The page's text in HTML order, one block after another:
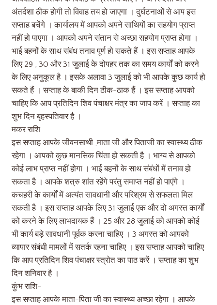
अंतर्दशा ठीक होगी तो विवाह तय हो जाएगा । दुर्घटनाओं से आप इस
सप्ताह बचेंगे । कार्यालय में आपको अपने साथियों का सहयोग प्राप्त
नहीं हो पाएगा । आपको अपने संतान से अच्छा सहयोग प्राप्त होगा ।
भाई बहनों के साथ संबंध तनाव पूर्ण हो सकते हैं । इस सप्ताह आपके
लिए 29 , 30 और 31 जुलाई के दोपहर तक का समय कार्यों को करने
के लिए अनुकूल है । इसके अलावा 3 जुलाई को भी आपके कुछ कार्य हो
सकते हैं । सप्ताह के बाकी दिन ठीक-ठाक हैं । इस सप्ताह आपको
चाहिए कि आप प्रतिदिन शिव पंचाक्षर मंत्र का जाप करें । सप्ताह का
शुभ दिन बृहस्पतिवार है ।
मकर राशि-
इस सप्ताह आपके जीवनसाथी ,माता जी और पिताजी का स्वास्थ्य ठीक
रहेगा । आपको कुछ मानसिक चिंता हो सकती है । भाग्य से आपको
कोई लाभ प्राप्त नहीं होगा । भाई बहनों के साथ संबंधों में तनाव हो
सकता है । आपके शत्रु शांत रहेंगे परंतु समाप्त नहीं हो पाएंगे ।
कचहरी के कार्यों में अत्यंत सावधानी और परिश्रम से सफलता मिल
सकती है । इस सप्ताह आपके लिए 31 जुलाई एक और दो अगस्त कार्यों
को करने के लिए लाभदायक हैं । 25 और 28 जुलाई को आपको कोई
भी कार्य बड़े सावधानी पूर्वक करना चाहिए । 3 अगस्त को आपको
व्यापार संबंधी मामलों में सतर्क रहना चाहिए । इस सप्ताह आपको चाहिए
कि आप प्रतिदिन शिव पंचाक्षर स्त्रोत का पाठ करें । सप्ताह का शुभ
दिन शनिवार है ।
कुंभ राशि-
इस सप्ताह आपके माता-पिता जी का स्वास्थ्य अच्छा रहेगा । आपके